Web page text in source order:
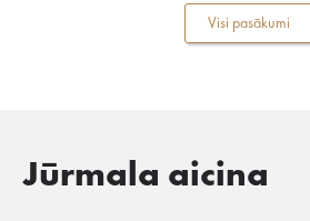
Visi pasākumi
Jūrmala aicina